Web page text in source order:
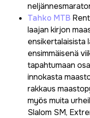
Tahko MTB
laajan kirjon
ensikertalaisista
ensimmäisenä
tapahtumaan
innokasta
rakkaus
myös muita
Slalom SM,